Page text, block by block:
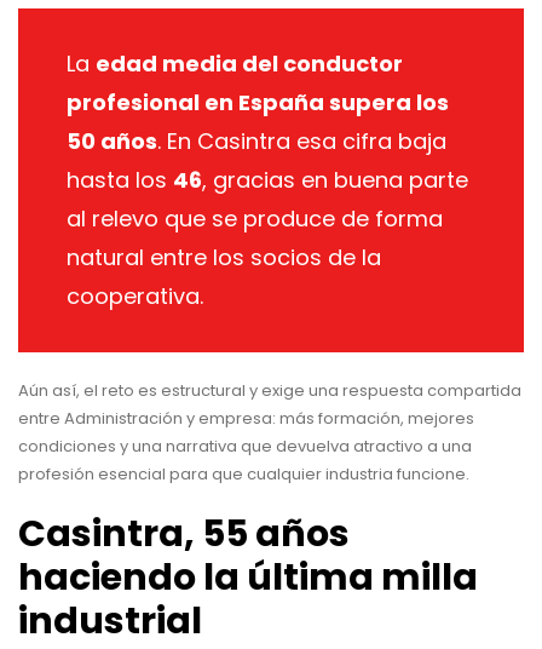
La edad media del conductor
profesional en España supera los
50 años. En Casintra esa cifra baja
hasta los 46, gracias en buena parte
al relevo que se produce de forma
natural entre los socios de la
cooperativa.
Aún así, el reto es estructural y exige una respuesta compartida
entre Administración y empresa: más formación, mejores
condiciones y una narrativa que devuelva atractivo a una
profesión esencial para que cualquier industria funcione.
Casintra, 55 años
haciendo la última milla
industrial